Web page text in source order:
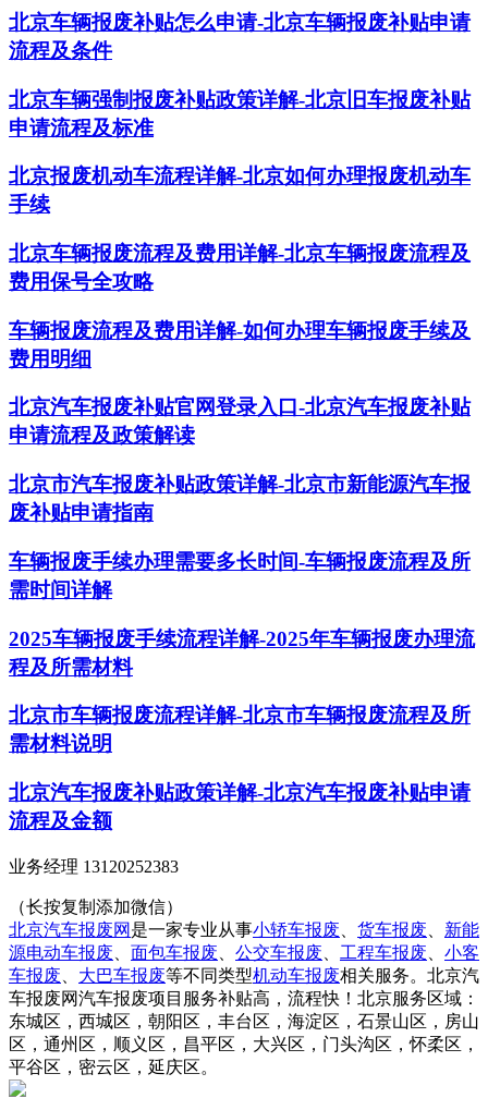
北京车辆报废补贴怎么申请-北京车辆报废补贴申请
流程及条件
北京车辆强制报废补贴政策详解-北京旧车报废补贴
申请流程及标准
北京报废机动车流程详解-北京如何办理报废机动车
手续
北京车辆报废流程及费用详解-北京车辆报废流程及
费用保号全攻略
车辆报废流程及费用详解-如何办理车辆报废手续及
费用明细
北京汽车报废补贴官网登录入口-北京汽车报废补贴
申请流程及政策解读
北京市汽车报废补贴政策详解-北京市新能源汽车报
废补贴申请指南
车辆报废手续办理需要多长时间-车辆报废流程及所
需时间详解
2025车辆报废手续流程详解-2025年车辆报废办理流
程及所需材料
北京市车辆报废流程详解-北京市车辆报废流程及所
需材料说明
北京汽车报废补贴政策详解-北京汽车报废补贴申请
流程及金额
业务经理 13120252383
（长按复制添加微信）
北京汽车报废网 是一家专业从事小轿车报废 货车报废
新能
源电动车报废
面包车报废 公交车报废 工程车报废
小客
车报废
大巴车报废等不同类型机动车报废相关服务。北京汽
车报废网汽车报废项目服务补贴高，流程快！北京服务区域：
东城区，西城区，朝阳区，丰台区，海淀区，石景山区，房山
区，通州区，顺义区，昌平区，大兴区，门头沟区，怀柔区，
平谷区，密云区，延庆区。